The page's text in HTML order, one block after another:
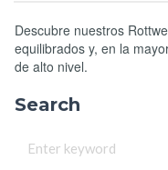
Descubre nuestros
equilibrados y, en la
de alto nivel.
Search